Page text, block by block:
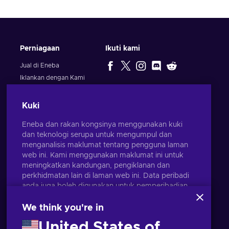
Perniagaan
Jual di Eneba
Iklankan dengan Kami
Ikuti kami
Kuki
Eneba dan rakan kongsinya menggunakan kuki
dan teknologi serupa untuk mengumpul dan
menganalisis maklumat tentang pengguna laman
web ini. Kami menggunakan maklumat ini untuk
meningkatkan kandungan, pengiklanan dan
perkhidmatan lain di laman web ini. Data peribadi
anda juga boleh digunakan untuk pemperibadian
Dengan mengklik 'Terima semua', anda bersetuju
rakan kongsinya. Anda boleh melaraskan
We think you're in